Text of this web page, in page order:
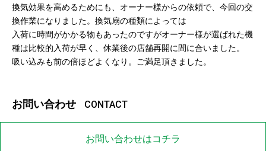
換気効果を高めるためにも、オーナー様からの依頼で、今回の交
換作業になりました。換気扇の種類によっては
入荷に時間がかかる物もあったのですがオーナー様が選ばれた機
種は比較的入荷が早く、休業後の店舗再開に間に合いました。
吸い込みも前の倍ほどよくなり。ご満足頂きました。
お問い合わせ CONTACT
お問い合わせはコチラ